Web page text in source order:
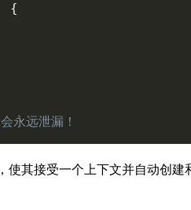
{
远泄漏！
使其接受一个上下文并自动创建